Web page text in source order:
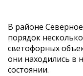
В районе
порядок
светофорных
они находились в
состоянии.